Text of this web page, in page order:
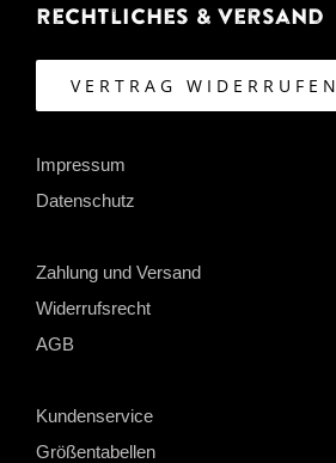
Rechtliches & Versand
VERTRAG WIDERRUFEN
Impressum
Datenschutz
Zahlung und Versand
Widerrufsrecht
AGB
Kundenservice
Größentabellen